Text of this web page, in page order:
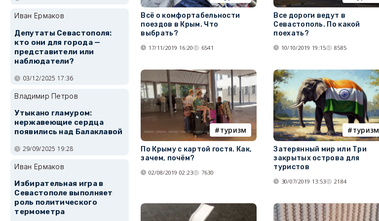
Всё о комфортабельности
поездов в Крым. Что
выбрать?
17/11/2019 16:20 6541
Все дороги ведут в
Севастополь. По какой
поехать?
10/10/2019 19:15 8585
туризм
По Крыму с картой гостя. Как,
зачем, почём?
02/08/2019 02:23 7630
туризм
Затерянный мир или Три
закрытых острова для
туристов
30/07/2019 13:53 2184
Иван Ермаков
Депутаты Севастополя:
кто они для города —
представители или
наблюдатели?
03/12/2025 17:36
Владимир Петров
Утыкано гламуром:
нержавеющие сердца
появились над Балаклавой
29/09/2025 19:28
Иван Ермаков
Избирательная игра в
Севастополе выполняет
роль политического
термометра